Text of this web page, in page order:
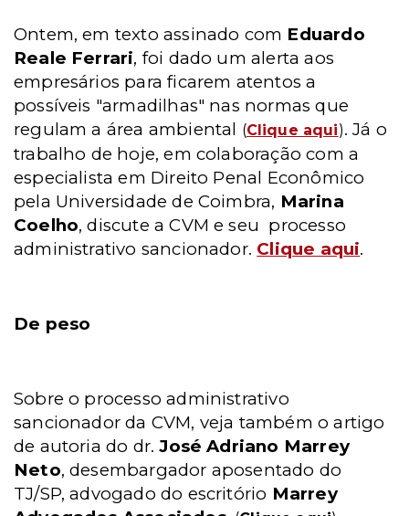
Ontem, em texto assinado com Eduardo
Reale Ferrari, foi dado um alerta aos
empresários para ficarem atentos a
possíveis "armadilhas" nas normas que
regulam a área ambiental (Clique aqui). Já o
trabalho de hoje, em colaboração com a
especialista em Direito Penal Econômico
pela Universidade de Coimbra, Marina
Coelho, discute a CVM e seu processo
administrativo sancionador. Clique aqui.
De peso
Sobre o processo administrativo
sancionador da CVM, veja também o artigo
de autoria do dr.José Adriano Marrey
Neto, desembargador aposentado do
TJ/SP, advogado do escritório Marrey